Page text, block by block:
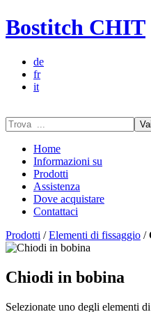
Bostitch CHIT
de
fr
it
Vai
Home
Informazioni su
Prodotti
Assistenza
Dove acquistare
Contattaci
Prodotti /Elementi di fissaggio /
Chiodi in bobina
Selezionate uno degli elementi